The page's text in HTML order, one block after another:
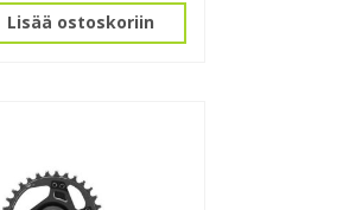
Lisää ostoskoriin